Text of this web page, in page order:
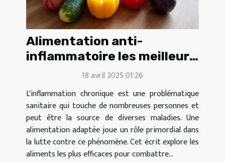
Alimentation anti-
inflammatoire les meilleurs
aliments pour combattre
l'inflammation chronique
18 avril 2025 01:26
L'inflammation chronique est une problématique
sanitaire qui touche de nombreuses personnes et
peut être la source de diverses maladies. Une
alimentation adaptée joue un rôle primordial dans
la lutte contre ce phénomène. Cet écrit explore les
aliments les plus efficaces pour combattre...